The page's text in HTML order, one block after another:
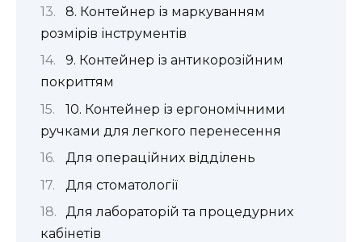
8. Контейнер із маркуванням
розмірів інструментів
9. Контейнер із антикорозійним
покриттям
10. Контейнер із ергономічними
ручками для легкого перенесення
Для операційних відділень
Для стоматології
Для лабораторій та процедурних
кабінетів